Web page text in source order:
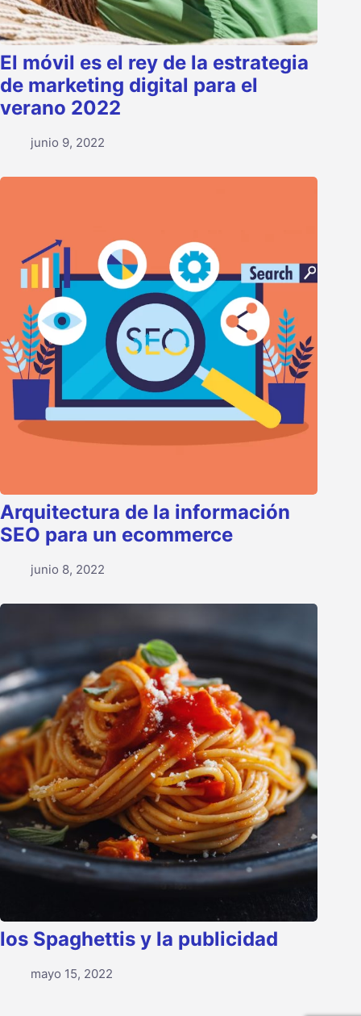
El móvil es el rey de la estrategia
de marketing digital para el
verano 2022
junio 9, 2022
Arquitectura de la información
SEO para un ecommerce
junio 8, 2022
los Spaghettis y la publicidad
mayo 15, 2022